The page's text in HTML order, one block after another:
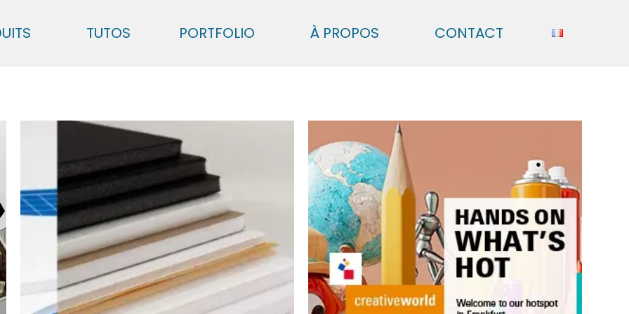
TUTOS PORTFOLIO À PROPOS CONTACT